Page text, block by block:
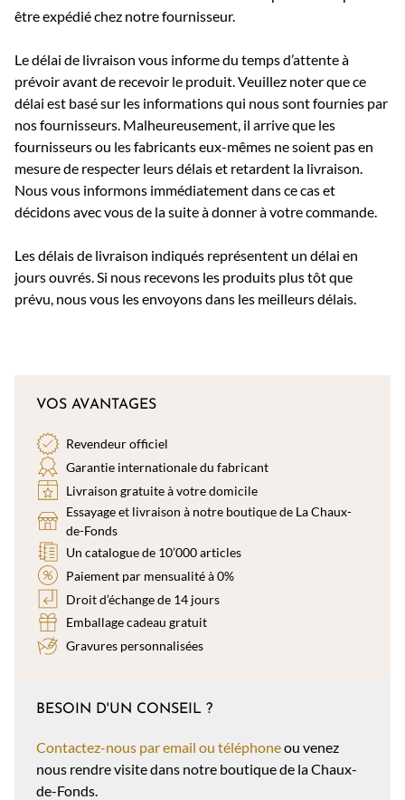
être expédié chez notre fournisseur.
Le délai de livraison vous informe du temps d’attente à
prévoir avant de recevoir le produit. Veuillez noter que ce
délai est basé sur les informations qui nous sont fournies par
nos fournisseurs. Malheureusement, il arrive que les
fournisseurs ou les fabricants eux-mêmes ne soient pas en
mesure de respecter leurs délais et retardent la livraison.
Nous vous informons immédiatement dans ce cas et
décidons avec vous de la suite à donner à votre commande.
Les délais de livraison indiqués représentent un délai en
jours ouvrés. Si nous recevons les produits plus tôt que
prévu, nous vous les envoyons dans les meilleurs délais.
VOS AVANTAGES
Revendeur officiel
Garantie internationale du fabricant
Livraison gratuite à votre domicile
Essayage et livraison à notre boutique de La Chaux-
de-Fonds
Un catalogue de 10’000 articles
Paiement par mensualité à 0%
Droit d’échange de 14 jours
Emballage cadeau gratuit
Gravures personnalisées
BESOIN D'UN CONSEIL ?
Contactez-nous par email ou téléphoneou venez
nous rendre visite dans notre boutique de la Chaux-
de-Fonds.